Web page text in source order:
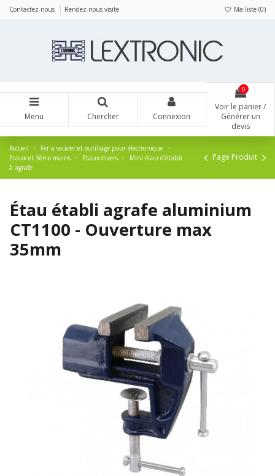
Contactez-nous Rendez-nous visite Ma liste (0)
Menu Chercher Connexion
0
Voir le panier /
Générer un
devis
Accueil
Fer a souder et outillage pour électronique
Etaux et 3ème mains
Etaux divers
Mini étau d'établi
à agrafe
Page Produit
Étau établi agrafe aluminium
CT1100 - Ouverture max
35mm
Panneau de gestion des cookies